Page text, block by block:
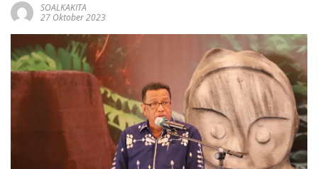
SOALKAKITA
27 Oktober 2023